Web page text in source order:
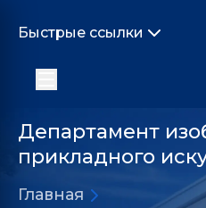
Быстрые ссылки
Департамент
прикладного
Главная